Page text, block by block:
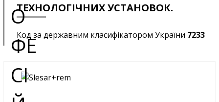
ТЕХНОЛОГІЧНИХ УСТАНОВОК.
Код за державним класифікатором України 7233